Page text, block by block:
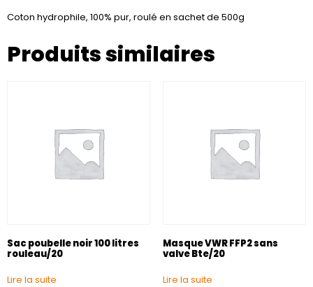
Coton hydrophile, 100% pur, roulé en sachet de 500g
Produits similaires
Sac poubelle noir 100 litres
rouleau/20
Lire la suite
Masque VWR FFP2 sans
valve Bte/20
Lire la suite